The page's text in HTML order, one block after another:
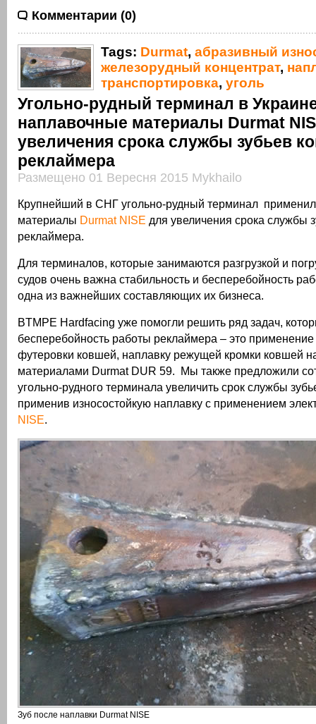
Комментарии (0)
Tags: Durmat, абразивный
железорудный концентрат,
транспортировка, уголь
Угольно-рудный терминал в
наплавочные материалы Durmat
увеличения срока службы зубьев
реклаймера
Размещено 01 Вересня 2015 Mykhailo
Крупнейший в СНГ угольно-рудный терминал
материалы Durmat NISE для увеличения срока службы
реклаймера.
Для терминалов, которые занимаются разгрузкой и
судов очень важна стабильность и бесперебойность
одна из важнейших составляющих их бизнеса.
BTMPE Hardfacing уже помогли решить ряд задач,
бесперебойность работы реклаймера – это применение
футеровки ковшей, наплавку режущей кромки ковшей
материалами Durmat DUR 59. Мы также предложили
угольно-рудного терминала увеличить срок службы
применив износостойкую наплавку с применением
NISE.
Зуб после наплавки Durmat NISE